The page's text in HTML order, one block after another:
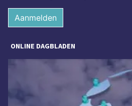
Aanmelden
ONLINE DAGBLADEN